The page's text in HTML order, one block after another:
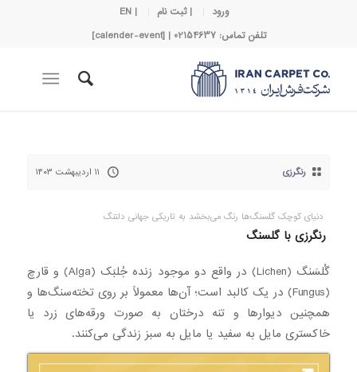
ورود | ثبت نام
| EN
تلفن تماس: 02154637 | [calender-event]
رنگرزی ۱۱ اردیبهشت ۱۴۰۳
دنیای کوچک گلسنگ‌ها رنگ می‌بخشد به تاریکی جهانی دلتنگ
رنگرزی با گلسنگ
گُلسَنگ (Lichen) در واقع دو موجود زنده جُلبَک (Alga) و قارچ
(Fungus) در یک کالبد است؛ آن‌ها معمولاً بر روی تخته‌سنگ‌ها و
همچنین دیوارها و تنه درختان به صورت ورقه‌های زرد یا
خاکستری مایل به سفید یا مایل به سبز زندگی می‌کنند.